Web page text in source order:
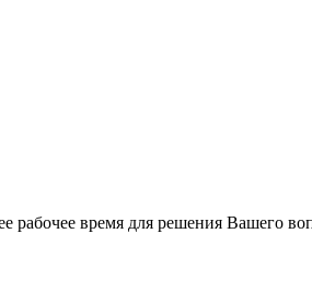
время для решения Вашего